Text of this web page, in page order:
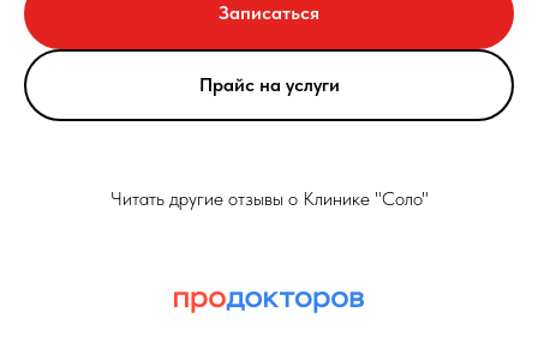
Записаться
Прайс на услуги
Читать другие отзывы о Клинике "Соло"